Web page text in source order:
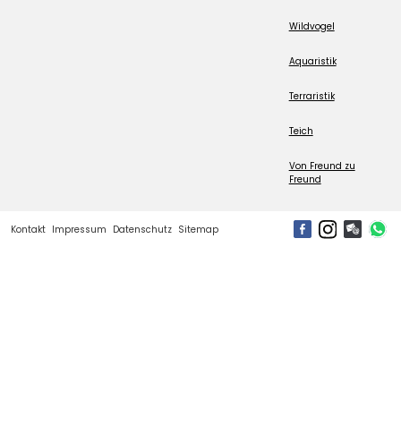
Wildvogel
Aquaristik
Terraristik
Teich
Von Freund zu
Freund
Kontakt Impressum Datenschutz Sitemap